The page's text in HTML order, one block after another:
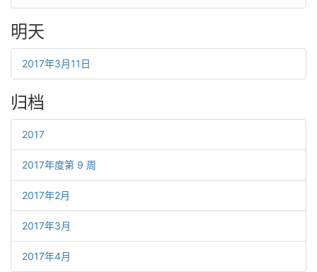
明天
2017年3月11日
归档
2017
2017年度第 9 周
2017年2月
2017年3月
2017年4月